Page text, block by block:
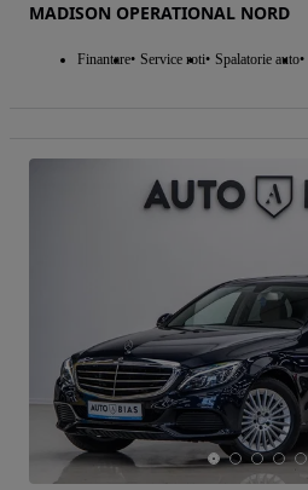
MADISON OPERATIONAL NORD
Finantare Service roti Spalatorie auto